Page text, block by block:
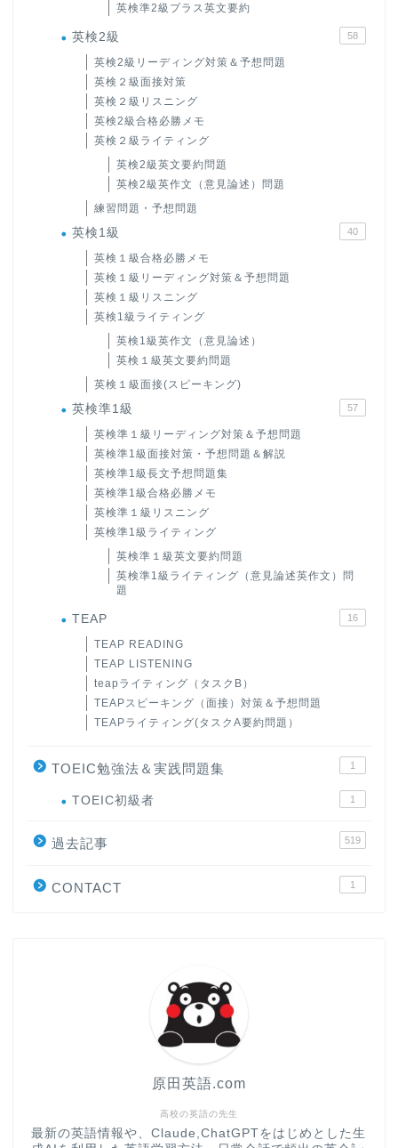
英検準2級プラス英文要約
英検2級 58
英検2級リーディング対策＆予想問題
英検２級面接対策
英検２級リスニング
英検2級合格必勝メモ
英検２級ライティング
英検2級英文要約問題
英検2級英作文（意見論述）問題
練習問題・予想問題
英検1級 40
英検１級合格必勝メモ
英検１級リーディング対策＆予想問題
英検１級リスニング
英検1級ライティング
英検1級英作文（意見論述）
英検１級英文要約問題
英検１級面接(スピーキング)
英検準1級 57
英検準１級リーディング対策＆予想問題
英検準1級面接対策・予想問題＆解説
英検準1級長文予想問題集
英検準1級合格必勝メモ
英検準１級リスニング
英検準1級ライティング
英検準１級英文要約問題
英検準1級ライティング（意見論述英作文）問
題
TEAP 16
TEAP READING
TEAP LISTENING
teapライティング（タスクB）
TEAPスピーキング（面接）対策＆予想問題
TEAPライティング(タスクA要約問題）
TOEIC勉強法＆実践問題集 1
TOEIC初級者 1
過去記事 519
CONTACT 1
高校の英語の先生
原田英語.com
最新の英語情報や、Claude,ChatGPTをはじめとした生
大学入試英語対策講座
英語名言・格言・カッコい
い英語＆素敵な英文フレー